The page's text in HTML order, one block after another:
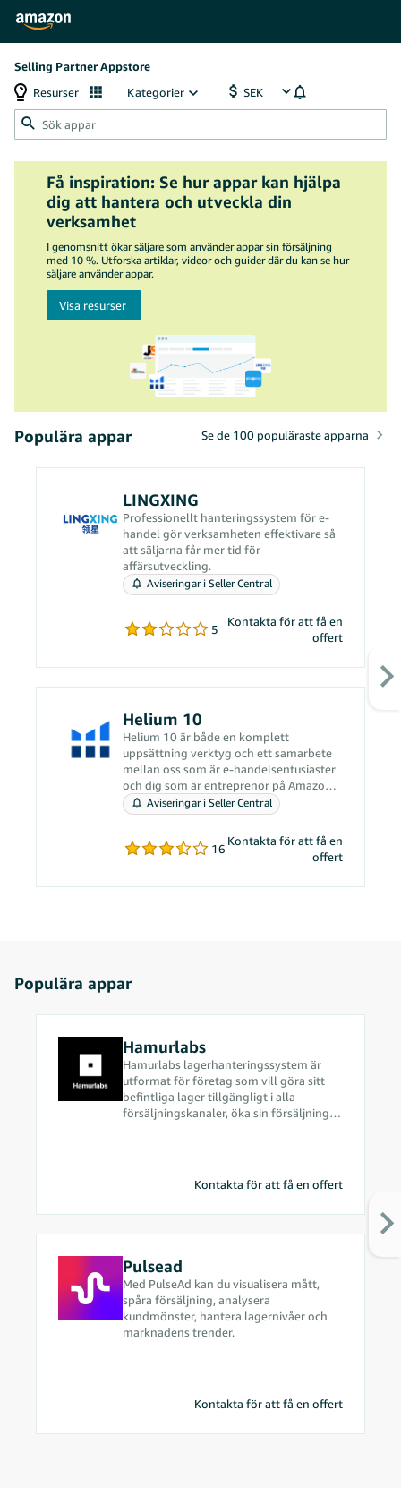
Selling Partner Appstore
Resurser
Kategorier
Få inspiration: Se hur appar kan hjälpa
dig att hantera och utveckla din
verksamhet
I genomsnitt ökar säljare som använder appar sin försäljning
med 10 %. Utforska artiklar, videor och guider där du kan se hur
säljare använder appar.
Visa resurser
Populära appar Se de 100 populäraste apparna
LINGXING
Professionellt hanteringssystem för e-
handel gör verksamheten effektivare så
att säljarna får mer tid för
affärsutveckling.
Aviseringar i Seller Central
5
Kontakta för att få en
offert
Helium 10
Helium 10 är både en komplett
uppsättning verktyg och ett samarbete
mellan oss som är e-handelsentusiaster
och dig som är entreprenör på Amazon.
Vårt arbete handlar om att lösa dina
problem.
Aviseringar i Seller Central
16
Kontakta för att få en
offert
Populära appar
Hamurlabs
Hamurlabs lagerhanteringssystem är
utformat för företag som vill göra sitt
befintliga lager tillgängligt i alla
försäljningskanaler, öka sin försäljning,
Kontakta för att få en offert
Pulsead
Med PulseAd kan du visualisera mått,
spåra försäljning, analysera
kundmönster, hantera lagernivåer och
marknadens trender.
Kontakta för att få en offert